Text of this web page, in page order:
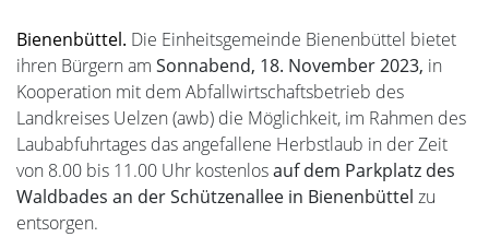
Bienenbüttel. Die Einheitsgemeinde Bienenbüttel bietet
ihren Bürgern am Sonnabend, 18. November 2023, in
Kooperation mit dem Abfallwirtschaftsbetrieb des
Landkreises Uelzen (awb) die Möglichkeit, im Rahmen des
Laubabfuhrtages das angefallene Herbstlaub in der Zeit
von 8.00 bis 11.00 Uhr kostenlosauf dem Parkplatz des
Waldbades an der Schützenallee in Bienenbüttel zu
entsorgen.